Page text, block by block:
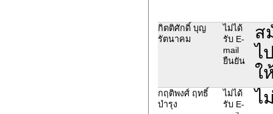
กิตติศักดิ์ บุญ
รัตนาคม
ไม่ได้
รับ E-
mail
ยืนยัน
ส
ไ
ใ
กฤติพงศ์ ฤทธิ์
บำรุง
ไม่ได้
รับ E-
ไ